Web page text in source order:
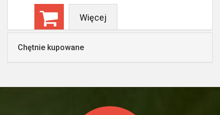
Więcej
Chętnie kupowane